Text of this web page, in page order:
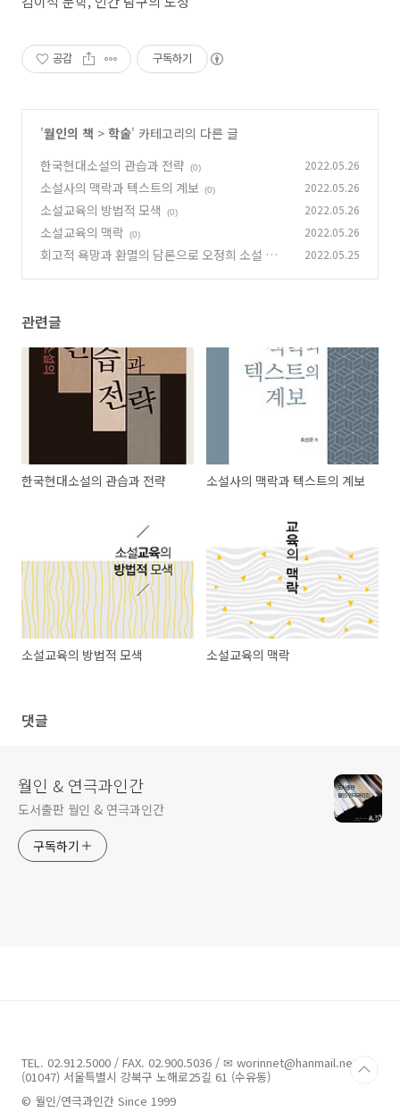
공감 구독하기
'월인의 책 > 학술' 카테고리의 다른 글
한국현대소설의 관습과 전략
(0) 2022.05.26
소설사의 맥락과 텍스트의 계보 (0) 2022.05.26
소설교육의 방법적 모색 (0) 2022.05.26
소설교육의 맥락 (0) 2022.05.26
회고적 욕망과 환멸의 담론으로 오정희 소설 읽기 2022.05.25
관련글
한국현대소설의 관습과 전략 소설사의 맥락과 텍스트의 계보
소설교육의 방법적 모색 소설교육의 맥락
댓글
월인 & 연극과인간
도서출판 월인 & 연극과인간
구독하기
TEL. 02.912.5000 / FAX. 02.900.5036 / ✉ worinnet@hanmail.net /
(01047) 서울특별시 강북구 노해로25길 61 (수유동)
© 월인/연극과인간 Since 1999